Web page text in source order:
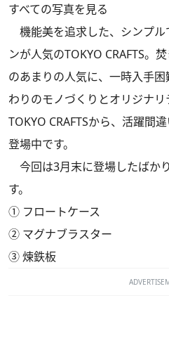
すべての写真を見る
機能美を追求した、シンプル
ンが人気のTOKYO CRAFTS。
のあまりの人気に、一時入手
わりのモノづくりとオリジナ
TOKYO CRAFTSから、活躍間
登場中です。
今回は3月末に登場したばか
す。
① フロートケース
② マグナブラスター
③煉鉄板